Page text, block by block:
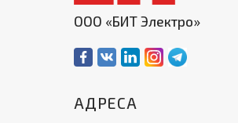
ООО «БИТ Электро»
АДРЕСА